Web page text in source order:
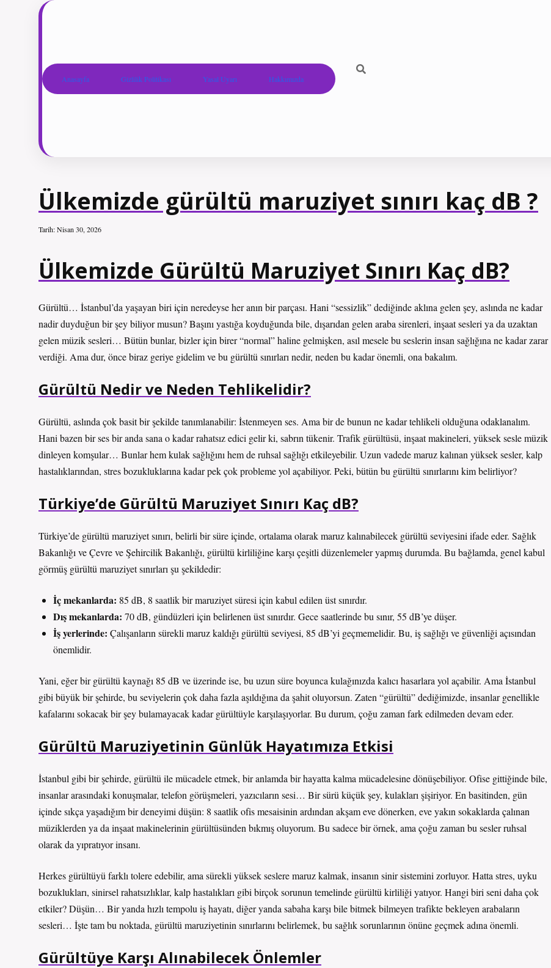
Anasayfa Gizlilik Politikası Yasal Uyarı Hakkımızda
Ülkemizde gürültü maruziyet sınırı kaç dB ?
Tarih: Nisan 30, 2026
Ülkemizde Gürültü Maruziyet Sınırı Kaç dB?
Gürültü… İstanbul’da yaşayan biri için neredeyse her anın bir parçası. Hani “sessizlik” dediğinde aklına gelen şey, aslında ne kadar
nadir duyduğun bir şey biliyor musun? Başını yastığa koyduğunda bile, dışarıdan gelen araba sirenleri, inşaat sesleri ya da uzaktan
gelen müzik sesleri… Bütün bunlar, bizler için birer “normal” haline gelmişken, asıl mesele bu seslerin insan sağlığına ne kadar zarar
verdiği. Ama dur, önce biraz geriye gidelim ve bu gürültü sınırları nedir, neden bu kadar önemli, ona bakalım.
Gürültü Nedir ve Neden Tehlikelidir?
Gürültü, aslında çok basit bir şekilde tanımlanabilir: İstenmeyen ses. Ama bir de bunun ne kadar tehlikeli olduğuna odaklanalım.
Hani bazen bir ses bir anda sana o kadar rahatsız edici gelir ki, sabrın tükenir. Trafik gürültüsü, inşaat makineleri, yüksek sesle müzik
dinleyen komşular… Bunlar hem kulak sağlığını hem de ruhsal sağlığı etkileyebilir. Uzun vadede maruz kalınan yüksek sesler, kalp
hastalıklarından, stres bozukluklarına kadar pek çok probleme yol açabiliyor. Peki, bütün bu gürültü sınırlarını kim belirliyor?
Türkiye’de Gürültü Maruziyet Sınırı Kaç dB?
Türkiye’de gürültü maruziyet sınırı, belirli bir süre içinde, ortalama olarak maruz kalınabilecek gürültü seviyesini ifade eder. Sağlık
Bakanlığı ve Çevre ve Şehircilik Bakanlığı, gürültü kirliliğine karşı çeşitli düzenlemeler yapmış durumda. Bu bağlamda, genel kabul
görmüş gürültü maruziyet sınırları şu şekildedir:
İç mekanlarda: 85 dB, 8 saatlik bir maruziyet süresi için kabul edilen üst sınırdır.
Dış mekanlarda: 70 dB, gündüzleri için belirlenen üst sınırdır. Gece saatlerinde bu sınır, 55 dB’ye düşer.
İş yerlerinde: Çalışanların sürekli maruz kaldığı gürültü seviyesi, 85 dB’yi geçmemelidir. Bu, iş sağlığı ve güvenliği açısından
önemlidir.
Yani, eğer bir gürültü kaynağı 85 dB ve üzerinde ise, bu uzun süre boyunca kulağınızda kalıcı hasarlara yol açabilir. Ama İstanbul
gibi büyük bir şehirde, bu seviyelerin çok daha fazla aşıldığına da şahit oluyorsun. Zaten “gürültü” dediğimizde, insanlar genellikle
kafalarını sokacak bir şey bulamayacak kadar gürültüyle karşılaşıyorlar. Bu durum, çoğu zaman fark edilmeden devam eder.
Gürültü Maruziyetinin Günlük Hayatımıza Etkisi
İstanbul gibi bir şehirde, gürültü ile mücadele etmek, bir anlamda bir hayatta kalma mücadelesine dönüşebiliyor. Ofise gittiğinde bile,
insanlar arasındaki konuşmalar, telefon görüşmeleri, yazıcıların sesi… Bir sürü küçük şey, kulakları şişiriyor. En basitinden, gün
içinde sıkça yaşadığım bir deneyimi düşün: 8 saatlik ofis mesaisinin ardından akşam eve dönerken, eve yakın sokaklarda çalınan
müziklerden ya da inşaat makinelerinin gürültüsünden bıkmış oluyorum. Bu sadece bir örnek, ama çoğu zaman bu sesler ruhsal
olarak da yıpratıyor insanı.
Herkes gürültüyü farklı tolere edebilir, ama sürekli yüksek seslere maruz kalmak, insanın sinir sistemini zorluyor. Hatta stres, uyku
bozuklukları, sinirsel rahatsızlıklar, kalp hastalıkları gibi birçok sorunun temelinde gürültü kirliliği yatıyor. Hangi biri seni daha çok
etkiler? Düşün… Bir yanda hızlı tempolu iş hayatı, diğer yanda sabaha karşı bile bitmek bilmeyen trafikte bekleyen arabaların
sesleri… İşte tam bu noktada, gürültü maruziyetinin sınırlarını belirlemek, bu sağlık sorunlarının önüne geçmek adına önemli.
Gürültüye Karşı Alınabilecek Önlemler